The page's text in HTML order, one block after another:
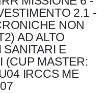
2.1 -
NON
AD ALTO
SANITARI E
(CUP MASTER:
IRCCS ME